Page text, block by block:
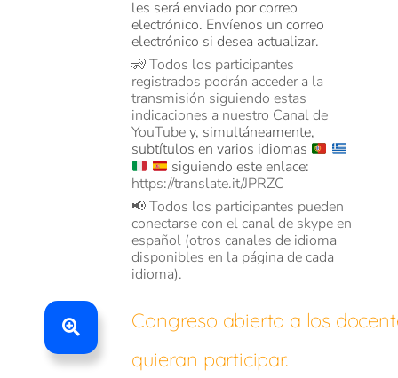
les será enviado por correo
electrónico. Envíenos un correo
electrónico si desea actualizar.
🧏Todos los participantes
registrados podrán acceder a la
transmisión siguiendo estas
indicaciones a nuestro Canal de
YouTubey, simultáneamente,
subtítulos en varios idiomas
siguiendo este enlace:
https://translate.it/JPRZC
📢 Todos los participantes pueden
conectarse con el canal de skype en
español (otros canales de idioma
disponibles en la página de cada
idioma).
Congreso abierto a los
quieran participar.